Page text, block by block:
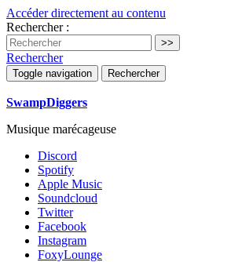
Accéder directement au contenu
Rechercher :
Rechercher
Toggle navigation Rechercher
SwampDiggers
Musique marécageuse
Discord
Spotify
Apple Music
Soundcloud
Twitter
Facebook
Instagram
FoxyLounge